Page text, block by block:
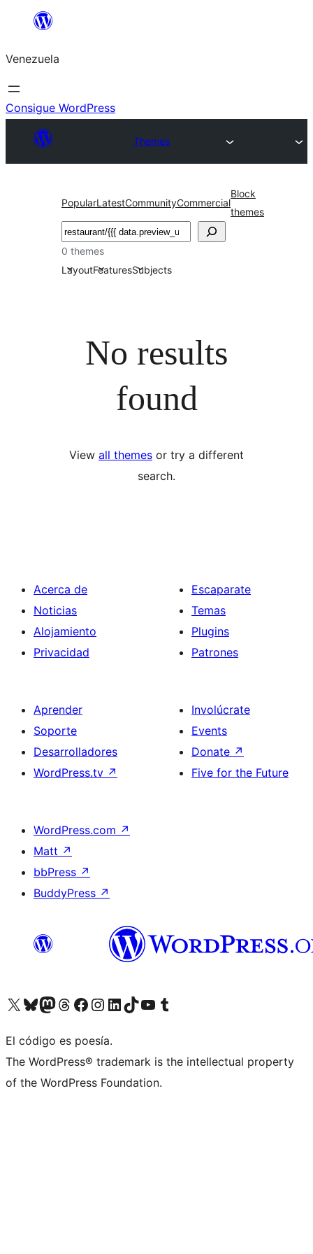
Saltar
contenido
Venezuela
Consigue WordPress
Themes
PopularLatestCommunityCommercial
Block
themes
Buscar
0 themes
LayoutFeaturesSubjects
No results
found
View all themes or try a different
search.
Acerca de
Noticias
Alojamiento
Privacidad
Escaparate
Temas
Plugins
Patrones
Aprender
Soporte
Desarrolladores
WordPress.tv ↗
Involúcrate
Events
Donate ↗
Five for the Future
WordPress.com ↗
Matt ↗
bbPress ↗
BuddyPress ↗
Visit our X (formerly Twitter) account
Visit our Bluesky account
Visit our Mastodon account
Visit our Threads account
Visita nuestra página de Facebook
Visita nuestra cuenta de Instagram
Visita nuestra cuenta de LinkedIn
Visit our TikTok account
Visita nuestro canal de YouTube
Visit our Tumblr account
El código es poesía.
The WordPress® trademark is the intellectual property
of the WordPress Foundation.